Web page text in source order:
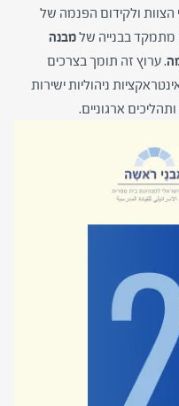
ולקידום הפנמה של
מתמקד בבנייה שלמבנה
. ערוץ זה תומך בצרכים
ניהוליות ישירות
ארגוניים.